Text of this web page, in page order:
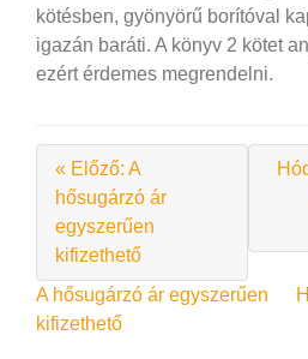
kötésben, gyönyörű borítóval
igazán baráti. A könyv 2 kötet
ezért érdemes megrendelni.
« Előző: A
hősugárzó ár
egyszerűen
kifizethető
Bejegyzés
navigáció
A hősugárzó ár egyszerűen
kifizethető